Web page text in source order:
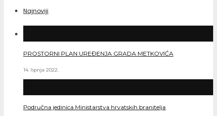
Najnoviji
PROSTORNI PLAN UREĐENJA GRADA METKOVIĆA
14. lipnja 2022.
Područna jedinica Ministarstva hrvatskih branitelja